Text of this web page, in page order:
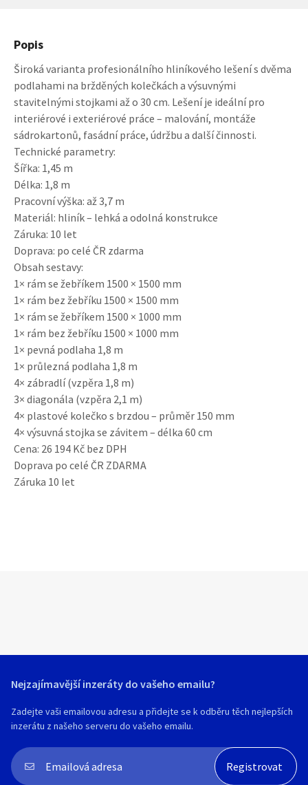
Popis
Široká varianta profesionálního hliníkového lešení s dvěma
podlahami na bržděných kolečkách a výsuvnými
stavitelnými stojkami až o 30 cm. Lešení je ideální pro
interiérové i exteriérové práce – malování, montáže
sádrokartonů, fasádní práce, údržbu a další činnosti.
Technické parametry:
Šířka: 1,45 m
Délka: 1,8 m
Pracovní výška: až 3,7 m
Materiál: hliník – lehká a odolná konstrukce
Záruka: 10 let
Doprava: po celé ČR zdarma
Obsah sestavy:
1× rám se žebříkem 1500 × 1500 mm
1× rám bez žebříku 1500 × 1500 mm
1× rám se žebříkem 1500 × 1000 mm
1× rám bez žebříku 1500 × 1000 mm
1× pevná podlaha 1,8 m
1× průlezná podlaha 1,8 m
4× zábradlí (vzpěra 1,8 m)
3× diagonála (vzpěra 2,1 m)
4× plastové kolečko s brzdou – průměr 150 mm
4× výsuvná stojka se závitem – délka 60 cm
Cena: 26 194 Kč bez DPH
Doprava po celé ČR ZDARMA
Záruka 10 let
Nejzajímavější inzeráty do vašeho emailu?
Zadejte vaši emailovou adresu a přidejte se k odběru těch nejlepších
inzerátu z našeho serveru do vašeho emailu.